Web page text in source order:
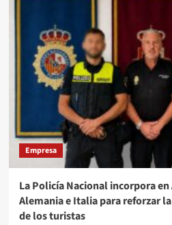
Empresa
La Policía Nacional incorpora
Alemania e Italia para reforzar
de los turistas